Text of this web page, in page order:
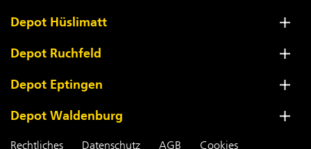
Depot Hüslimatt
Depot Ruchfeld
Depot Eptingen
Depot Waldenburg
Rechtliches Datenschutz AGB Cookies